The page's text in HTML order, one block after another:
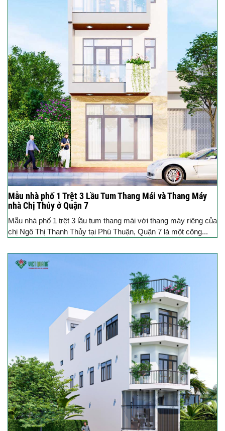
Mẫu nhà phố 1 Trệt 3 Lầu Tum Thang Mái và Thang Máy
nhà Chị Thủy ở Quận 7
Mẫu nhà phố 1 trệt 3 lầu tum thang mái với thang máy riêng của
chị Ngô Thị Thanh Thủy tại Phú Thuận, Quận 7 là một công...